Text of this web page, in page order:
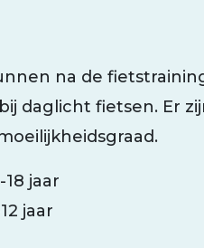
na de
daglicht fietsen. Er
jaar
jaar